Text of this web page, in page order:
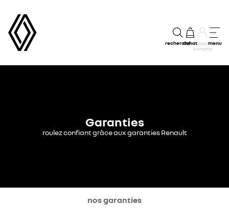
rechercheachatmon
compte
menu
Garanties
roulez confiant grâce aux garanties Renault
nos garanties